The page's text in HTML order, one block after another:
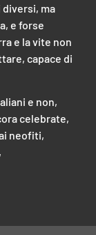
ma
e forse
e la vite non
capace di
e non,
celebrate,
neofiti,